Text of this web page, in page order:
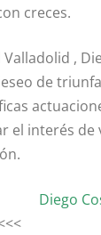
creces.
Valladolid ,
de
el interés de
en